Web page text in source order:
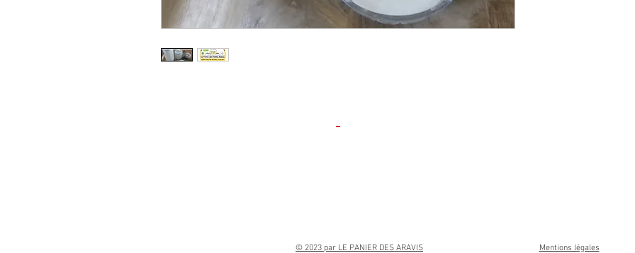
© 2023 par LE PANIER DES ARAVIS Mentions légales